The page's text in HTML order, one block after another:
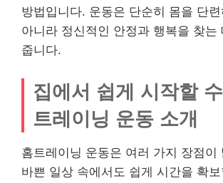
방법입니다. 운동은 단순히 몸을 단련
아니라 정신적인 안정과 행복을 찾는
줍니다.
집에서 쉽게 시작할
트레이닝 운동 소개
홈트레이닝 운동은 여러 가지 장점이
바쁜 일상 속에서도 쉽게 시간을 확